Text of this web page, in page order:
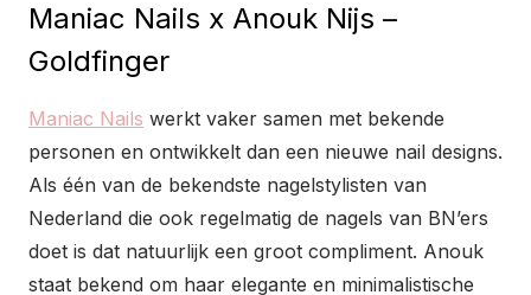
Maniac Nails x Anouk Nijs –
Goldfinger
Maniac Nails werkt vaker samen met bekende
personen en ontwikkelt dan een nieuwe nail designs.
Als één van de bekendste nagelstylisten van
Nederland die ook regelmatig de nagels van BN’ers
doet is dat natuurlijk een groot compliment. Anouk
staat bekend om haar elegante en minimalistische